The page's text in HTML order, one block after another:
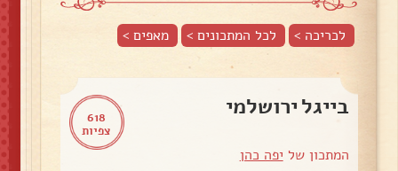
לכריכה > לכל המתכונים > מאפים>
618
צפיות
בייגל ירושלמי
המתכון של יפה כהן